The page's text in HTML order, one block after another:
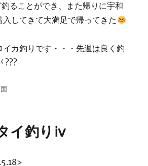
ることができ、また帰りに宇和
入してきて大満足で帰ってきた
イカ釣りです・・・先週は良く釣
???
イ釣りⅳ